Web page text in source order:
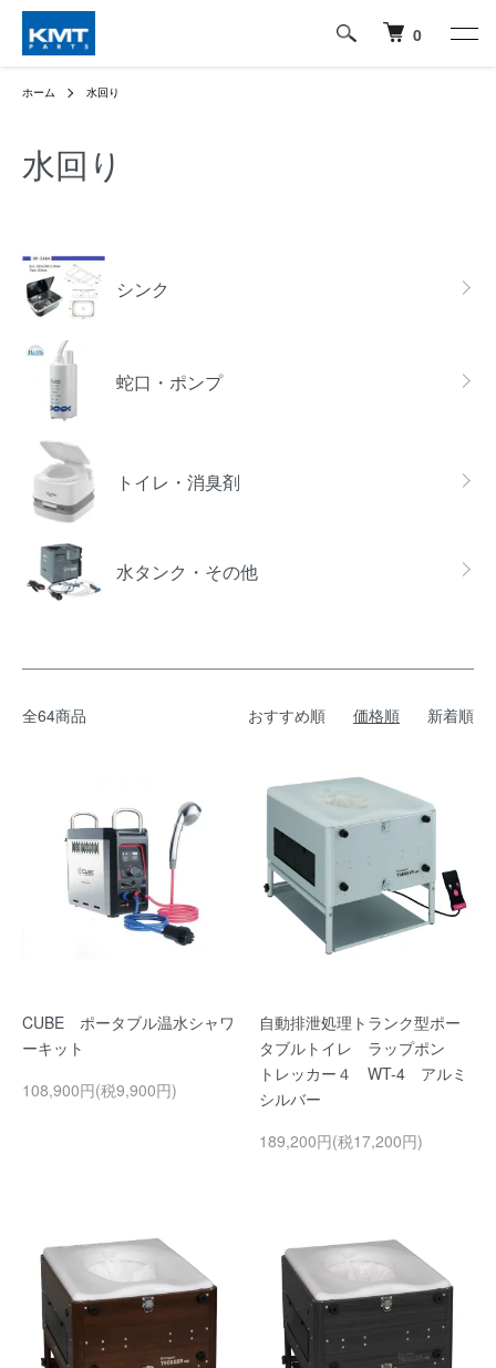
0
ホーム 水回り
水回り
シンク
蛇口・ポンプ
トイレ・消臭剤
水タンク・その他
全64商品 おすすめ順 価格順 新着順
CUBE ポータブル温水シャワ
ーキット
108,900円(税9,900円)
自動排泄処理トランク型ポー
タブルトイレ ラップポン
トレッカー４ WT-4 アルミ
シルバー
189,200円(税17,200円)